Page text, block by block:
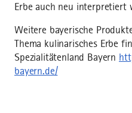
Erbe auch neu interpretiert
Weitere bayerische
Thema kulinarisches Erbe
Spezialitätenland Bayern
bayern.de/